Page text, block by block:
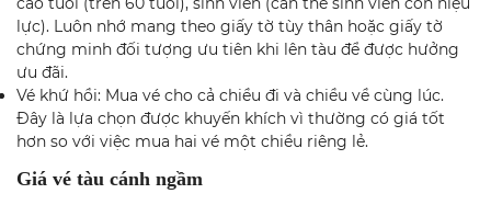
lực). Luôn nhớ mang theo giấy tờ tùy thân hoặc giấy tờ
chứng minh đối tượng ưu tiên khi lên tàu để được hưởng
ưu đãi.
Vé khứ hồi: Mua vé cho cả chiều đi và chiều về cùng lúc.
Đây là lựa chọn được khuyến khích vì thường có giá tốt
hơn so với việc mua hai vé một chiều riêng lẻ.
Giá vé tàu cánh ngầm